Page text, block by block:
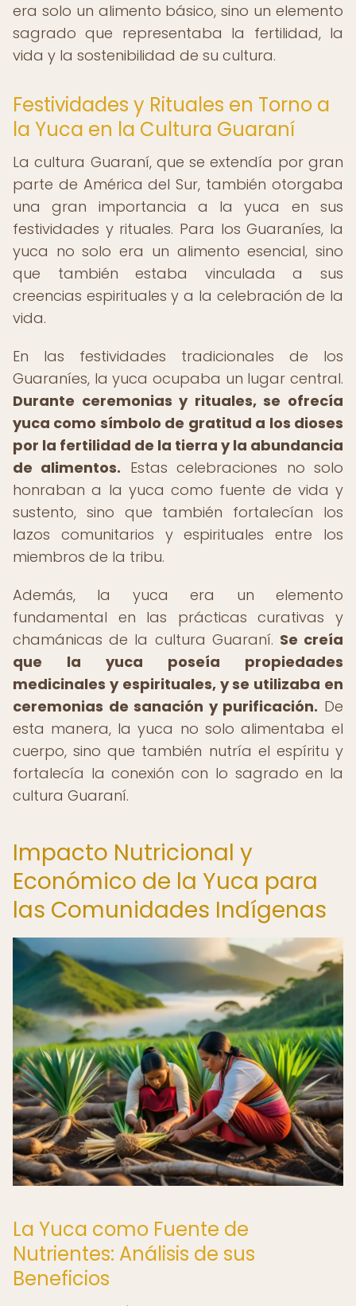
era solo un alimento básico, sino un elemento
sagrado que representaba la fertilidad, la
vida y la sostenibilidad de su cultura.
Festividades y Rituales en Torno a
la Yuca en la Cultura Guaraní
La cultura Guaraní, que se extendía por gran
parte de América del Sur, también otorgaba
una gran importancia a la yuca en sus
festividades y rituales. Para los Guaraníes, la
yuca no solo era un alimento esencial, sino
que también estaba vinculada a sus
creencias espirituales y a la celebración de la
vida.
En las festividades tradicionales de los
Guaraníes, la yuca ocupaba un lugar central.
Durante ceremonias y rituales, se ofrecía
yuca como símbolo de gratitud a los dioses
por la fertilidad de la tierra y la abundancia
de alimentos. Estas celebraciones no solo
honraban a la yuca como fuente de vida y
sustento, sino que también fortalecían los
lazos comunitarios y espirituales entre los
miembros de la tribu.
Además, la yuca era un elemento
fundamental en las prácticas curativas y
chamánicas de la cultura Guaraní. Se creía
que la yuca poseía propiedades
medicinales y espirituales, y se utilizaba en
ceremonias de sanación y purificación. De
esta manera, la yuca no solo alimentaba el
cuerpo, sino que también nutría el espíritu y
fortalecía la conexión con lo sagrado en la
cultura Guaraní.
Impacto Nutricional y
Económico de la Yuca para
las Comunidades Indígenas
La Yuca como Fuente de
Nutrientes: Análisis de sus
Beneficios